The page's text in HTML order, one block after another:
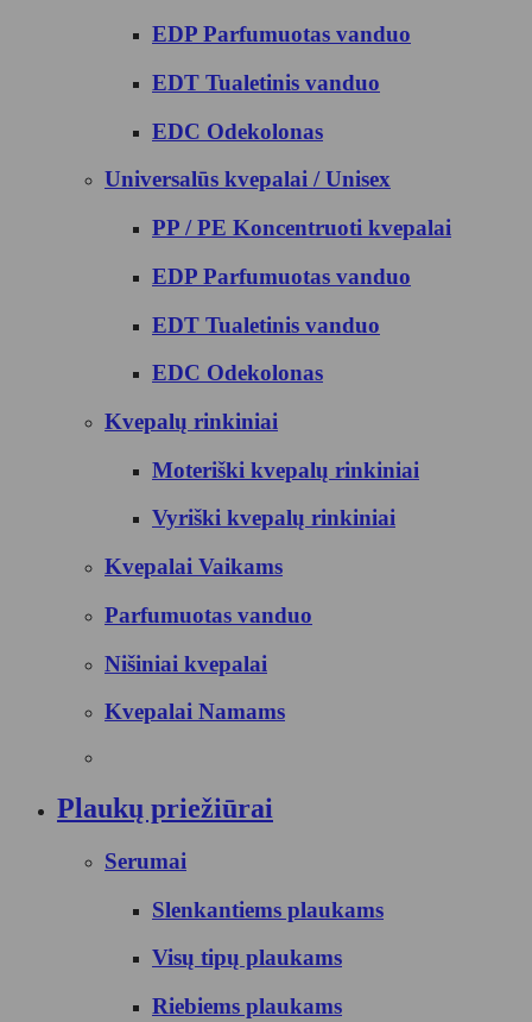
EDP Parfumuotas vanduo
EDT Tualetinis vanduo
EDC Odekolonas
Universalūs kvepalai / Unisex
PP / PE Koncentruoti kvepalai
EDP Parfumuotas vanduo
EDT Tualetinis vanduo
EDC Odekolonas
Kvepalų rinkiniai
Moteriški kvepalų rinkiniai
Vyriški kvepalų rinkiniai
Kvepalai Vaikams
Parfumuotas vanduo
Nišiniai kvepalai
Kvepalai Namams
Plaukų priežiūrai
Serumai
Slenkantiems plaukams
Visų tipų plaukams
Riebiems plaukams